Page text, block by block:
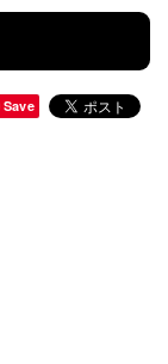
Save